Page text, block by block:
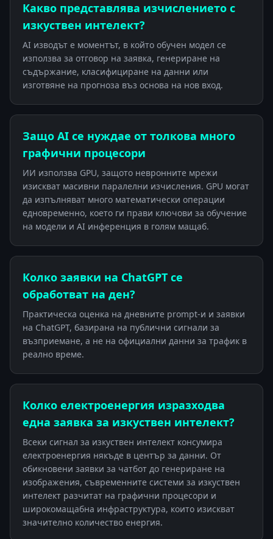
Какво представлява изчислението с
изкуствен интелект?
AI изводът е моментът, в който обучен модел се
използва за отговор на заявка, генериране на
съдържание, класифициране на данни или
изготвяне на прогноза въз основа на нов вход.
Защо AI се нуждае от толкова много
графични процесори
ИИ използва GPU, защото невронните мрежи
изискват масивни паралелни изчисления. GPU могат
да изпълняват много математически операции
едновременно, което ги прави ключови за обучение
на модели и AI инференция в голям мащаб.
Колко заявки на ChatGPT се
обработват на ден?
Практическа оценка на дневните prompt-и и заявки
на ChatGPT, базирана на публични сигнали за
възприемане, а не на официални данни за трафик в
реално време.
Колко електроенергия изразходва
една заявка за изкуствен интелект?
Всеки сигнал за изкуствен интелект консумира
електроенергия някъде в център за данни. От
обикновени заявки за чатбот до генериране на
изображения, съвременните системи за изкуствен
интелект разчитат на графични процесори и
широкомащабна инфраструктура, които изискват
значително количество енергия.